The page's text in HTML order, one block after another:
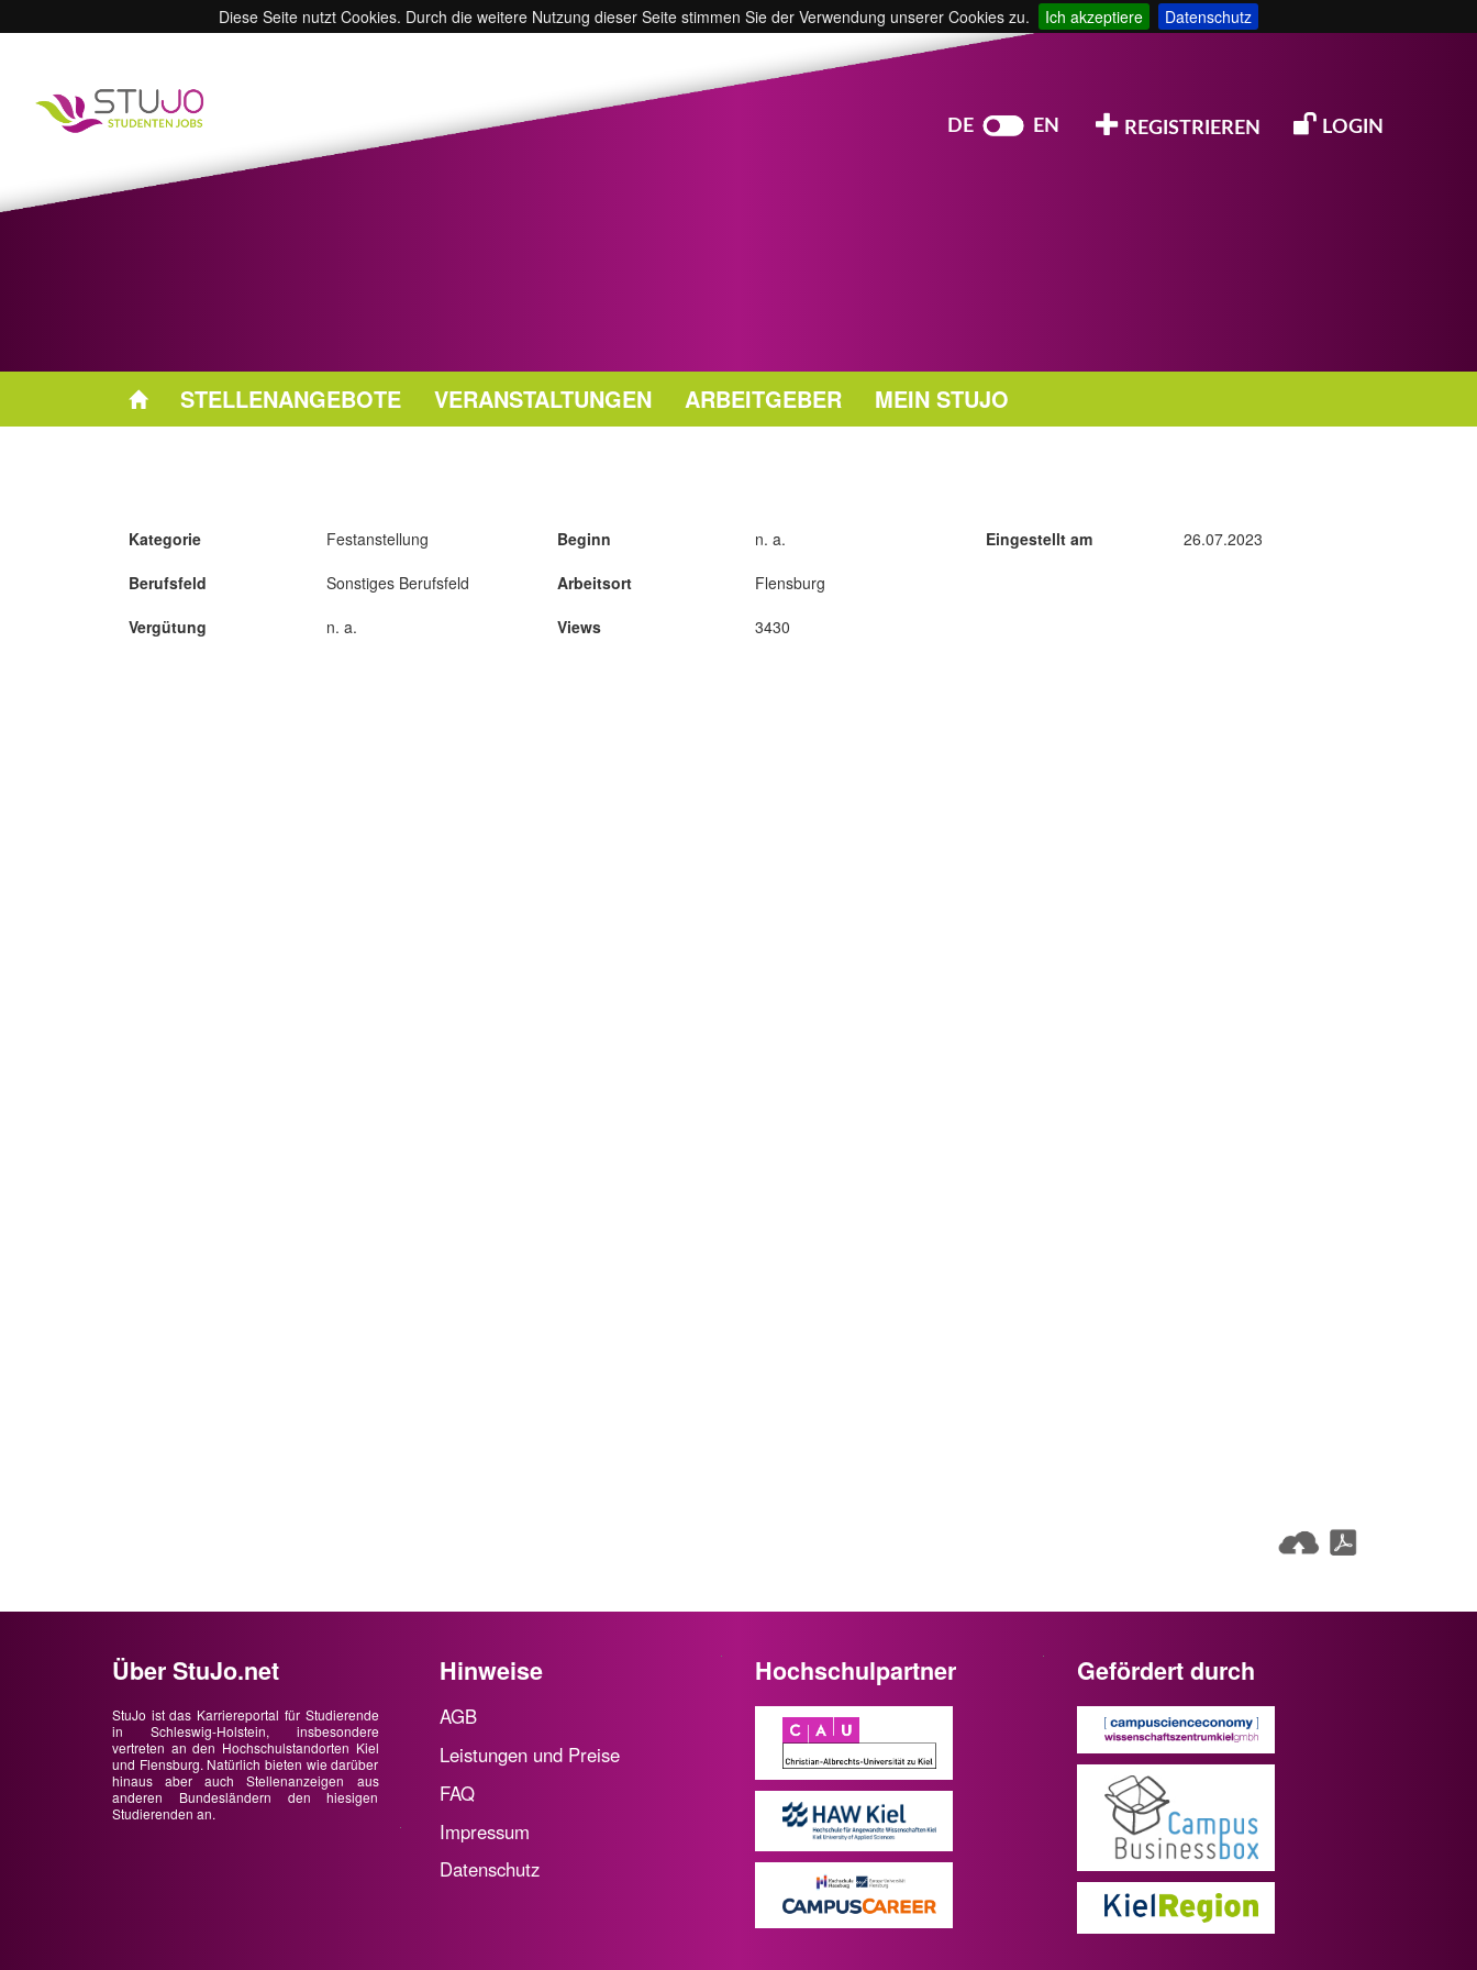
Diese Seite nutzt Cookies. Durch die weitere Nutzung dieser Seite stimmen Sie der Verwendung unserer Cookies zu. Ich akzeptiere Datenschutz
DE EN REGISTRIEREN LOGIN
STELLENANGEBOTE VERANSTALTUNGEN ARBEITGEBER MEIN STUJO
Kategorie
Berufsfeld
Vergütung
Festanstellung
Sonstiges Berufsfeld
n. a.
Beginn
Arbeitsort
Views
n. a.
Flensburg
3430
Eingestellt am 26.07.2023
Über StuJo.net
StuJo ist das Karriereportal für Studierende
in Schleswig-Holstein, insbesondere
vertreten an den Hochschulstandorten Kiel
und Flensburg. Natürlich bieten wie darüber
hinaus aber auch Stellenanzeigen aus
anderen Bundesländern den hiesigen
Studierenden an.
Hinweise
AGB
Leistungen und Preise
FAQ
Impressum
Datenschutz
Hochschulpartner Gefördert durch